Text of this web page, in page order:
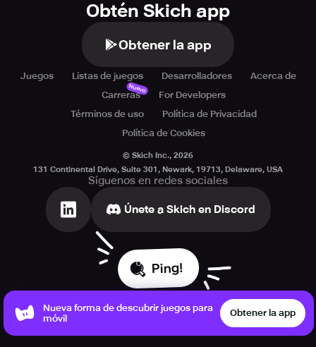
Obtén Skich app
Obtener la app
Juegos Listas de juegos Desarrolladores
Acerca de
Carreras
Nuevo
For Developers
Términos de uso
Política de Privacidad
Política de Cookies
© Skich Inc., 2026
131 Continental Drive, Suite 301, Newark, 19713, Delaware, USA
Síguenos en redes sociales
Únete a Skich en Discord
Ping!
Nueva forma de descubrir juegos para
móvil
Obtener la app